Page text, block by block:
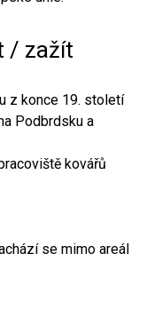
/ zažít
z konce 19. století
Podbrdsku a
kovářů
se mimo areál